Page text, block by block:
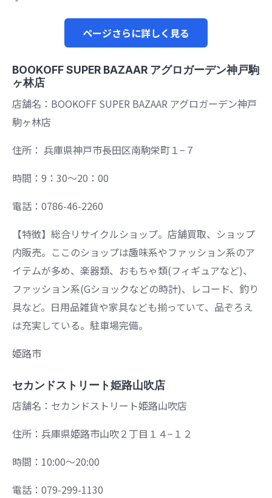
ページさらに詳しく見る
BOOKOFF SUPER BAZAAR アグロガーデン神戸駒
ヶ林店
店舗名：BOOKOFF SUPER BAZAAR アグロガーデン神戸
駒ヶ林店
住所： 兵庫県神戸市長田区南駒栄町１−７
時間：9：30～20：00
電話：0786-46-2260
【特徴】総合リサイクルショップ。店舗買取、ショップ
内販売。ここのショップは趣味系やファッション系のア
イテムが多め、楽器類、おもちゃ類(フィギュアなど)、
ファッション系(Gショックなどの時計)、レコード、釣り
具など。日用品雑貨や家具なども揃っていて、品ぞろえ
は充実している。駐車場完備。
姫路市
セカンドストリート姫路山吹店
店舗名：セカンドストリート姫路山吹店
住所：兵庫県姫路市山吹２丁目１４−１２
時間：10:00～20:00
電話：079-299-1130